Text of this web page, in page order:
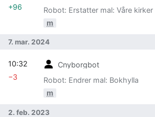
Robot: Erstatter mal: Våre kirker
m
+96
7. mar. 2024
Cnyborgbot
Robot: Endrer mal: Bokhylla
m
10:32
−3
2. feb. 2023